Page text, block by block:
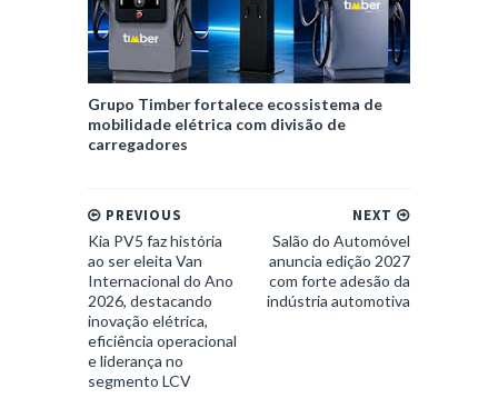
Grupo Timber fortalece ecossistema de
mobilidade elétrica com divisão de
carregadores
NEXT
Salão do Automóvel
anuncia edição 2027
com forte adesão da
indústria automotiva
PREVIOUS
Kia PV5 faz história
ao ser eleita Van
Internacional do Ano
2026, destacando
inovação elétrica,
eficiência operacional
e liderança no
segmento LCV